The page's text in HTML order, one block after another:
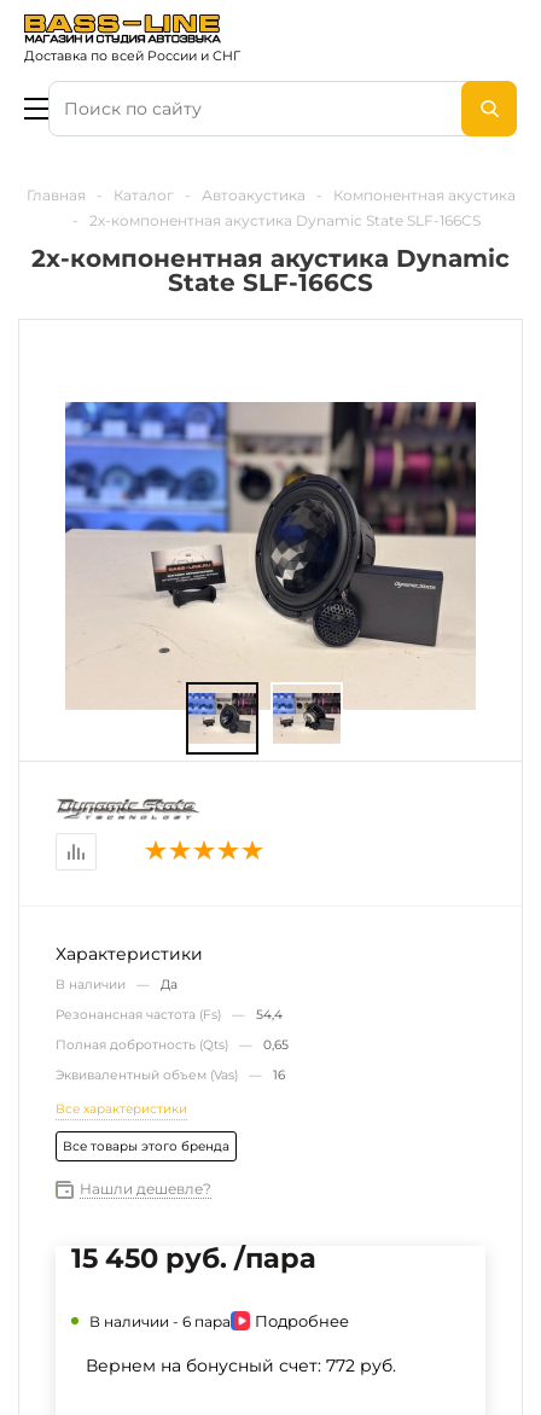
Доставка по всей России и СНГ
Главная - Каталог - Автоакустика -
Компонентная акустика
-
2х-компонентная акустика Dynamic State SLF-166CS
2х-компонентная акустика Dynamic
State SLF-166CS
Характеристики
В наличии — Да
Резонансная частота (Fs) — 54,4
Полная добротность (Qts) — 0,65
Эквивалентный объем (Vas) — 16
Все характеристики
Все товары этого бренда
Нашли дешевле?
15 450 руб. /пара
В наличии - 6 пара Подробнее
Вернем на бонусный счет: 772 руб.